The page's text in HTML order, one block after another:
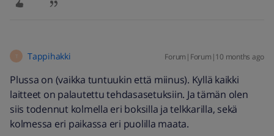
T Tappihakki Forum|Forum|10 months ago
Plussa on (vaikka tuntuukin että miinus). Kyllä kaikki
laitteet on palautettu tehdasasetuksiin. Ja tämän olen
siis todennut kolmella eri boksilla ja telkkarilla, sekä
kolmessa eri paikassa eri puolilla maata.